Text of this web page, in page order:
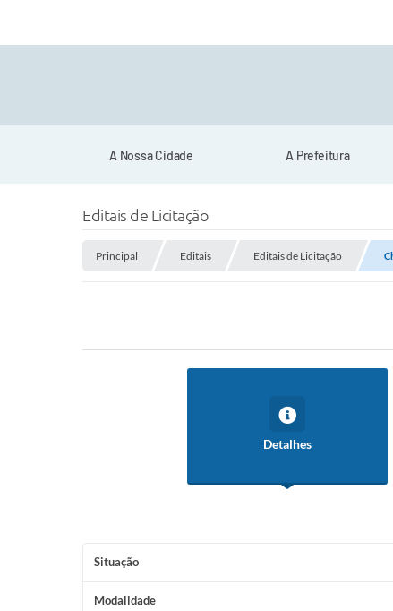
A Nossa Cidade A Prefeitura
Editais de Licitação
Principal Editais Editais de Licitação
Detalhes
Situação
Modalidade